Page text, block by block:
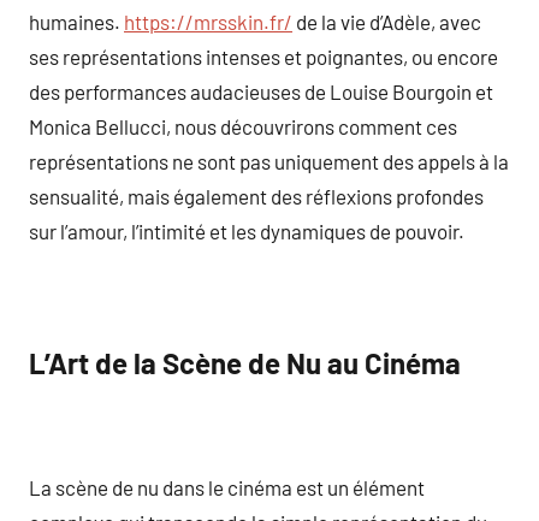
humaines. https://mrsskin.fr/ de la vie d’Adèle, avec
ses représentations intenses et poignantes, ou encore
des performances audacieuses de Louise Bourgoin et
Monica Bellucci, nous découvrirons comment ces
représentations ne sont pas uniquement des appels à la
sensualité, mais également des réflexions profondes
sur l’amour, l’intimité et les dynamiques de pouvoir.
L’Art de la Scène de Nu au Cinéma
La scène de nu dans le cinéma est un élément